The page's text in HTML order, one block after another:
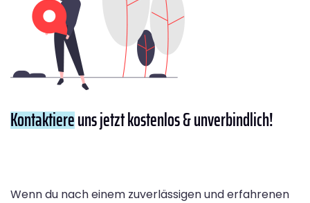
Kontaktiereuns jetzt kostenlos & unverbindlich!
Wenn du nach einem zuverlässigen und erfahrenen